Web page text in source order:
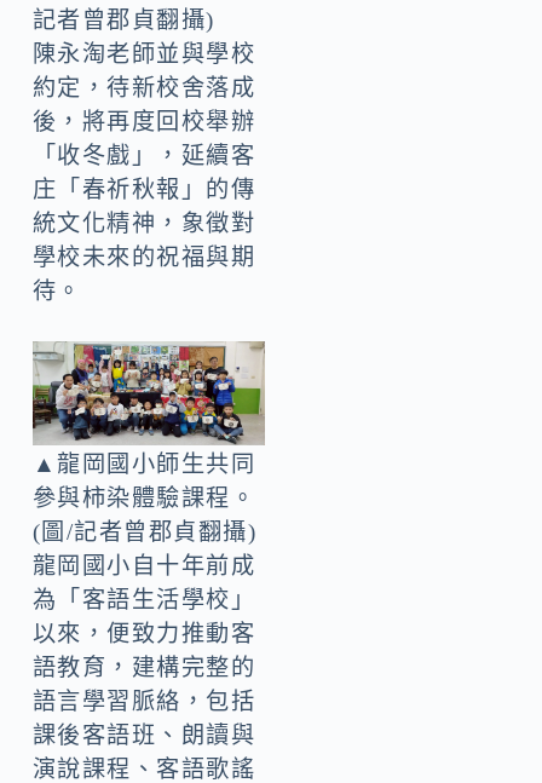
記者曾郡貞翻攝)
陳永淘老師並與學校
約定，待新校舍落成
後，將再度回校舉辦
「收冬戲」，延續客
庄「春祈秋報」的傳
統文化精神，象徵對
學校未來的祝福與期
待。
▲龍岡國小師生共同
參與柿染體驗課程。
(圖/記者曾郡貞翻攝)
龍岡國小自十年前成
為「客語生活學校」
以來，便致力推動客
語教育，建構完整的
語言學習脈絡，包括
課後客語班、朗讀與
演說課程、客語歌謠